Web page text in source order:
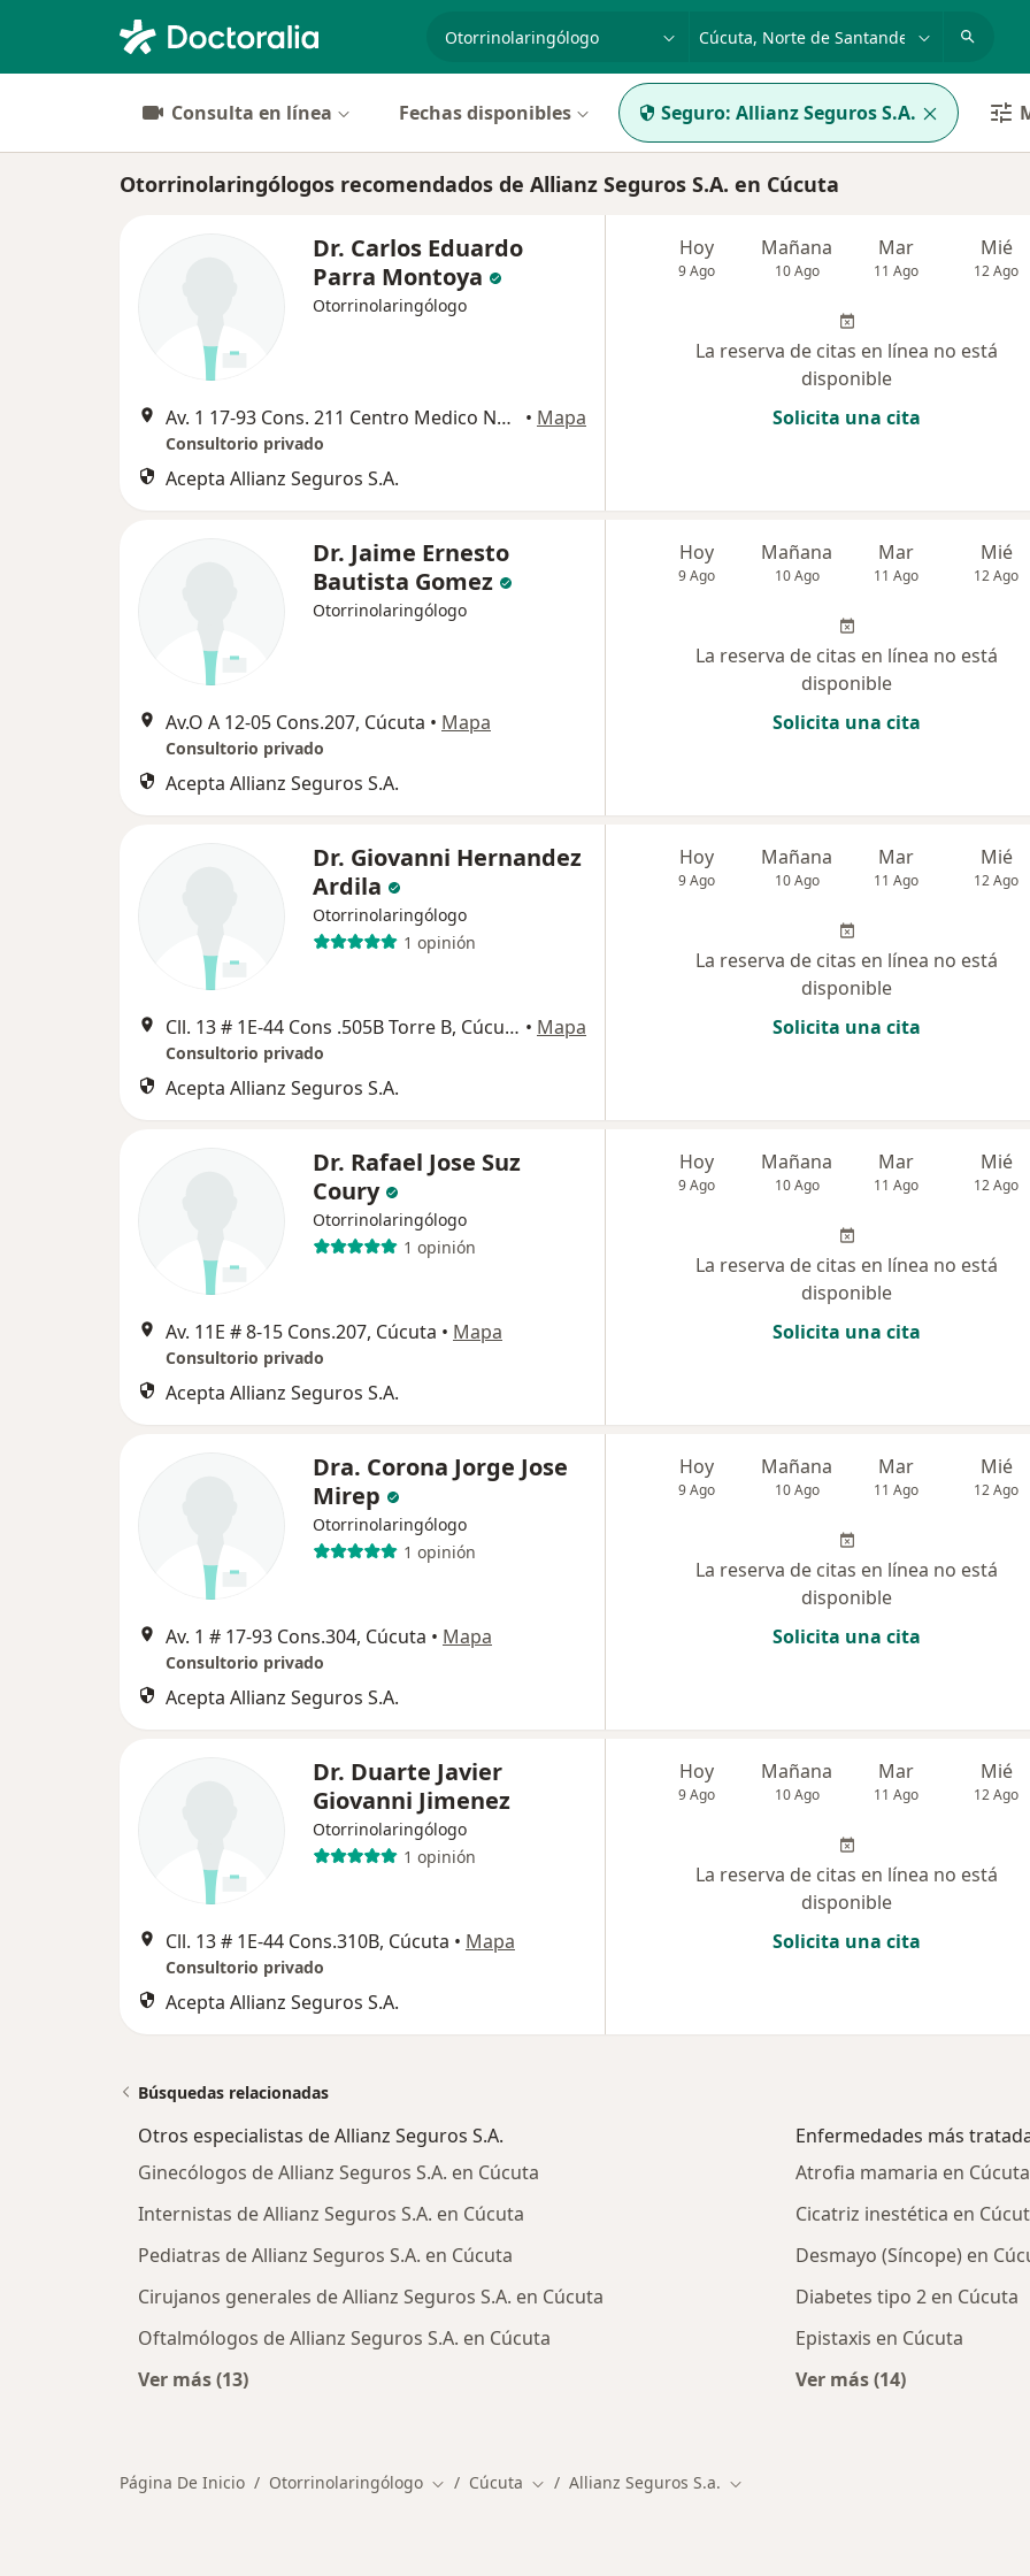
especialidad, enfermedad o nombrep. ej. Bogotá
Consulta en línea Fechas disponibles Seguro: Allianz Seguros S.A.
Otorrinolaringólogos recomendados de Allianz Seguros S.A. en Cúcuta
Dr. Carlos Eduardo
Parra Montoya
Otorrinolaringólogo
Av. 1 17-93 Cons. 211 Centro Medico Norte, Cúcuta • Mapa
Consultorio privado
Acepta Allianz Seguros S.A.
Hoy
9 Ago
Mañana
10 Ago
Mar
11 Ago
Mié
12 Ago
La reserva de citas en línea no está
disponible
Solicita una cita
Dr. Jaime Ernesto
Bautista Gomez
Otorrinolaringólogo
Av.O A 12-05 Cons.207, Cúcuta • Mapa
Consultorio privado
Acepta Allianz Seguros S.A.
Hoy
9 Ago
Mañana
10 Ago
Mar
11 Ago
Mié
12 Ago
La reserva de citas en línea no está
disponible
Solicita una cita
Dr. Giovanni Hernandez
Ardila
Otorrinolaringólogo
1 opinión
Cll. 13 # 1E-44 Cons .505B Torre B, Cúcuta • Mapa
Consultorio privado
Acepta Allianz Seguros S.A.
Hoy
9 Ago
Mañana
10 Ago
Mar
11 Ago
Mié
12 Ago
La reserva de citas en línea no está
disponible
Solicita una cita
Dr. Rafael Jose Suz
Coury
Otorrinolaringólogo
1 opinión
Av. 11E # 8-15 Cons.207, Cúcuta • Mapa
Consultorio privado
Acepta Allianz Seguros S.A.
Hoy
9 Ago
Mañana
10 Ago
Mar
11 Ago
Mié
12 Ago
La reserva de citas en línea no está
disponible
Solicita una cita
Dra. Corona Jorge Jose
Mirep
Otorrinolaringólogo
1 opinión
Av. 1 # 17-93 Cons.304, Cúcuta • Mapa
Consultorio privado
Acepta Allianz Seguros S.A.
Hoy
9 Ago
Mañana
10 Ago
Mar
11 Ago
Mié
12 Ago
La reserva de citas en línea no está
disponible
Solicita una cita
Dr. Duarte Javier
Giovanni Jimenez
Otorrinolaringólogo
1 opinión
Cll. 13 # 1E-44 Cons.310B, Cúcuta • Mapa
Consultorio privado
Acepta Allianz Seguros S.A.
Hoy
9 Ago
Mañana
10 Ago
Mar
11 Ago
Mié
12 Ago
La reserva de citas en línea no está
disponible
Solicita una cita
Búsquedas relacionadas
Otros especialistas de Allianz Seguros S.A.
Ginecólogos de Allianz Seguros S.A. en Cúcuta
Internistas de Allianz Seguros S.A. en Cúcuta
Pediatras de Allianz Seguros S.A. en Cúcuta
Cirujanos generales de Allianz Seguros S.A. en Cúcuta
Oftalmólogos de Allianz Seguros S.A. en Cúcuta
Ver más (13)
Enfermedades más
Atrofia mamaria en Cúcuta
Cicatriz inestética en
Desmayo (Síncope) en
Diabetes tipo 2 en Cúcuta
Epistaxis en Cúcuta
Ver más (14)
Página De Inicio Otorrinolaringólogo Cambiar de ciudad
Cúcuta Cambiar de ciudad
Allianz Seguros S.a. Cambiar de ciudad